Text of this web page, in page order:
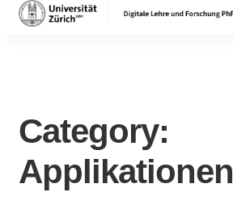
Skip
to
Skip
to
Category:
Applikationen